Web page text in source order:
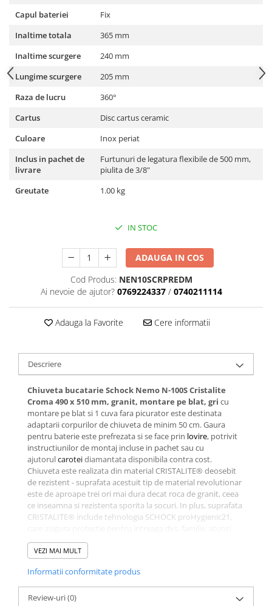
Capul bateriei
Fix
Inaltime totala
365 mm
Inaltime scurgere
240 mm
Lungime scurgere
205 mm
Raza de lucru
360°
Cartus
Disc cartus ceramic
Culoare
Inox periat
Inclus in pachet de
livrare
Furtunuri de legatura flexibile de 500 mm,
piulita de 3/8"
Greutate
1.00 kg
IN STOC
ADAUGA IN COS
Cod Produs: NEN10SCRPREDM
Ai nevoie de ajutor? 0769224337 / 0740211114
Adauga la Favorite Cere informatii
Descriere
Chiuveta bucatarie Schock Nemo N-100S Cristalite
Croma 490 x 510 mm, granit, montare pe blat, gri cu
montare pe blat si 1 cuva fara picurator este destinata
adaptarii corpurilor de chiuveta de minim 50 cm. Gaura
pentru baterie este prefrezata si se face prin lovire, potrivit
instructiunilor de montaj incluse in pachet sau cu
ajutorulcaroteidiamantata disponibila contra cost.
Chiuveta este realizata din material CRISTALITE® deosebit
de rezistent - suprafata acestuit tip de material revolutionar
este de aproape trei ori mai dura decat roca de granit, ceea
ce inseamna si rezistenta sporita la socuri. In plus, suprafata
CRISTALITE® include tehnologia SCHOCK proHygienic21,
cand pregatiti alimentele, dar si facilitate la intretinere si
curatare. Imbinati utilul cu placutul si adaugati o nota
spatiului nu a fost nicicand mai simpla - chiuveta din granit
de dimensiuni reduse se integreaza perfect in spatiul limitat
al unei bucatarii moderne de apartament sau intr-o
VEZI MAI MULT
Informatii conformitate produs
Review-uri(0)